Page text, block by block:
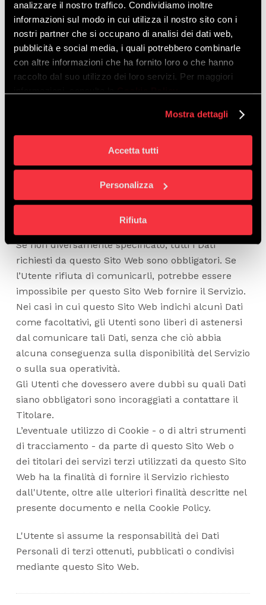
analizzare il nostro traffico. Condividiamo inoltre
informazioni sul modo in cui utilizza il nostro sito con i
nostri partner che si occupano di analisi dei dati web,
pubblicità e social media, i quali potrebbero combinarle
con altre informazioni che ha fornito loro o che hanno
raccolto dal suo utilizzo dei loro servizi. Per maggiori
Mostra dettagli
Accetta tutti
Personalizza
Rifiuta
scorrimento di pagina; dati sulle visualizzazioni di
video; cronologia di navigazione; cronologia delle
ricerche; pageview; eventi di interazione; eventi di
pagina; eventi personalizzati; apertura
dell'Applicazione.
Personali raccolti sono forniti nelle sezioni
dedicate di questa privacy policy o mediante
specifici testi informativi visualizzati prima della
raccolta dei Dati stessi.
I Dati Personali possono essere liberamente forniti
dall'Utente o, nel caso di Dati di Utilizzo, raccolti
automaticamente durante l'uso di questo Sito
Se non diversamente specificato, tutti i Dati
richiesti da questo Sito Web sono obbligatori. Se
l’Utente rifiuta di comunicarli, potrebbe essere
impossibile per questo Sito Web fornire il Servizio.
Nei casi in cui questo Sito Web indichi alcuni Dati
come facoltativi, gli Utenti sono liberi di astenersi
dal comunicare tali Dati, senza che ciò abbia
alcuna conseguenza sulla disponibilità del Servizio
o sulla sua operatività.
Gli Utenti che dovessero avere dubbi su quali Dati
siano obbligatori sono incoraggiati a contattare il
Titolare.
L’eventuale utilizzo di Cookie - o di altri strumenti
di tracciamento - da parte di questo Sito Web o
dei titolari dei servizi terzi utilizzati da questo Sito
Web ha la finalità di fornire il Servizio richiesto
dall'Utente, oltre alle ulteriori finalità descritte nel
presente documento e nella Cookie Policy.
L'Utente si assume la responsabilità dei Dati
Personali di terzi ottenuti, pubblicati o condivisi
mediante questo Sito Web.